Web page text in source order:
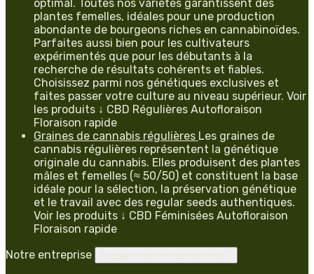
optimal. Toutes nos variétés garantissent des
plantes femelles, idéales pour une production
abondante de bourgeons riches en cannabinoïdes.
Parfaites aussi bien pour les cultivateurs
expérimentés que pour les débutants à la
recherche de résultats cohérents et fiables.
Choisissez parmi nos génétiques exclusives et
faites passer votre culture au niveau supérieur. Voir
les produits ↓ CBD Régulières Autofloraison
Floraison rapide
Graines de cannabis régulières Les graines de
cannabis régulières représentent la génétique
originale du cannabis. Elles produisent des plantes
mâles et femelles (≈ 50/50) et constituent la base
idéale pour la sélection, la préservation génétique
et le travail avec des regular seeds authentiques.
Voir les produits ↓ CBD Féminisées Autofloraison
Floraison rapide
Notre entreprise